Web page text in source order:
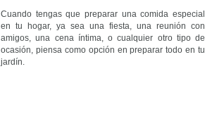
Cuando tengas que preparar una comida especial
en tu hogar, ya sea una fiesta, una reunión con
amigos, una cena íntima, o cualquier otro tipo de
ocasión, piensa como opción en preparar todo en tu
jardín.